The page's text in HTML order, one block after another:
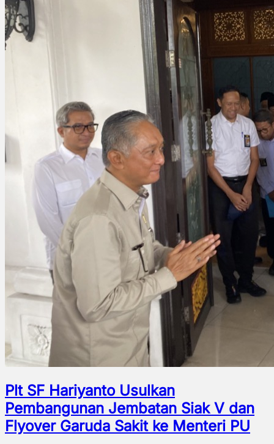
Plt SF Hariyanto Usulkan
Pembangunan Jembatan Siak V dan
Flyover Garuda Sakit ke Menteri PU